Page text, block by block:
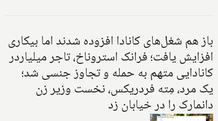
باز هم شغل‌های کانادا افزوده شدند اما بیکاری
افزایش یافت؛ فرانک استروناخ، تاجر میلیاردر
کانادایی متهم به حمله و تجاوز جنسی شد؛
یک مرد، مِته فردریکس، نخست وزیر زن
دانمارک را در خیابان زد